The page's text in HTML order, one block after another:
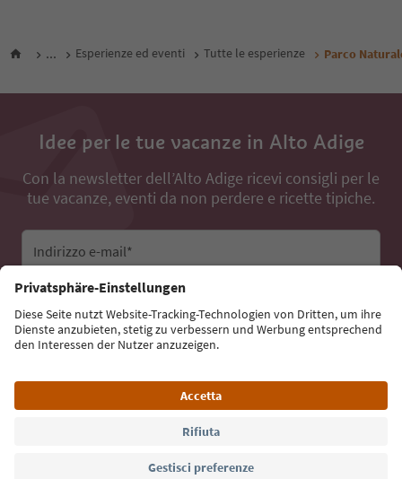
... Esperienze ed eventi Tutte le esperienze Parco
Idee per le tue vacanze in Alto Adige
Con la newsletter dell’Alto Adige ricevi consigli per le
tue vacanze, eventi da non perdere e ricette tipiche.
Indirizzo e-mail*
Iscriviti alla newsletter